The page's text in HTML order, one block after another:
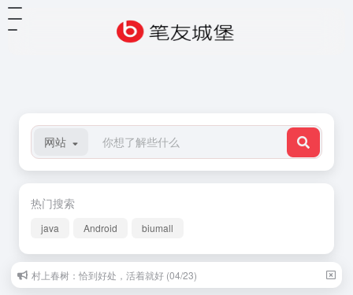
网站
热门搜索
java Android biumall
村上春树：恰到好处，活着就好 (04/23)